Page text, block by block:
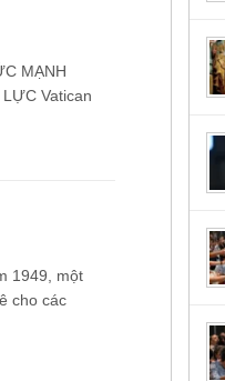
MẠNH
Vatican
1949, một
cho các